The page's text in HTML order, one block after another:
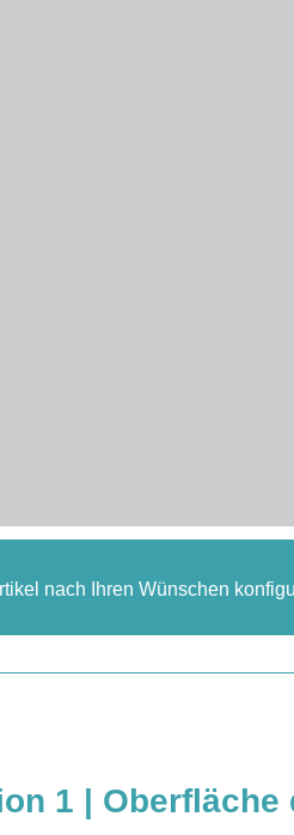
nach Ihren Wünschen
1 |